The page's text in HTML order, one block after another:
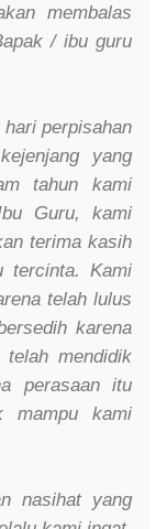
membalas
/ ibu guru
perpisahan
yang
tahun kami
Guru, kami
terima kasih
tercinta. Kami
telah lulus
karena
mendidik
perasaan itu
mampu kami
nasihat yang